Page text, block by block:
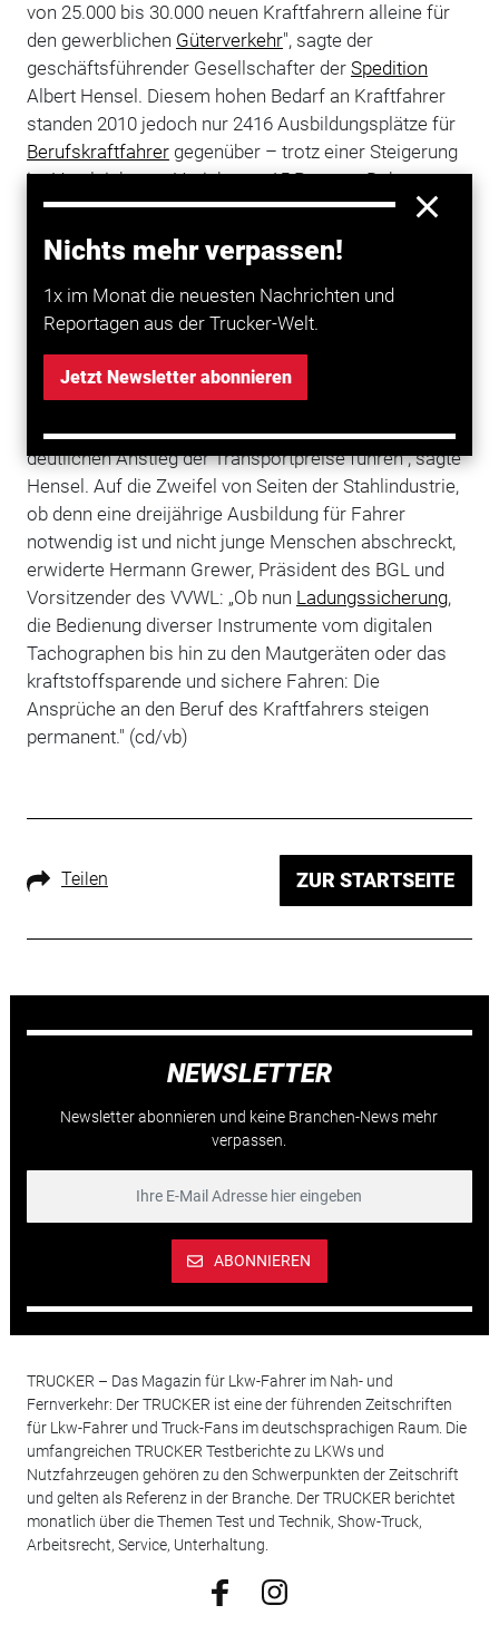
Nichts mehr verpassen!
1x im Monat die neuesten Nachrichten und
Reportagen aus der Trucker-Welt.
Jetzt Newsletter abonnieren
von 25.000 bis 30.000 neuen Kraftfahrern alleine für
den gewerblichen Güterverkehr", sagte der
geschäftsführender Gesellschafter der Spedition
Albert Hensel. Diesem hohen Bedarf an Kraftfahrer
standen 2010 jedoch nur 2416 Ausbildungsplätze für
Berufskraftfahrergegenüber – trotz einer Steigerung
im Vergleich zum Vorjahr um 15 Prozent. Daher
prognostizierte Hensel, dass das Fahrerproblem
einen „weit größeren Einfluss auf die erfolgreiche
Positionierung von Transportunternehmen haben
könnte als alle Ereignisse der vergangenen Jahre,
inklusive Liberalisierung undMaut."
Doch auch die verladende Wirtschaft bekomme die
Folgen zu spüren: „Die höhere Qualifikation, aber auch
die Knappheit der Ressource Fahrer werden zu einem
deutlichen Anstieg der Transportpreise führen", sagte
Hensel. Auf die Zweifel von Seiten der Stahlindustrie,
ob denn eine dreijährige Ausbildung für Fahrer
notwendig ist und nicht junge Menschen abschreckt,
erwiderte Hermann Grewer, Präsident des BGL und
Vorsitzender des VVWL: „Ob nun Ladungssicherung,
die Bedienung diverser Instrumente vom digitalen
Tachographen bis hin zu den Mautgeräten oder das
kraftstoffsparende und sichere Fahren: Die
Ansprüche an den Beruf des Kraftfahrers steigen
permanent." (cd/vb)
Teilen ZUR STARTSEITE
NEWSLETTER
Newsletter abonnieren und keine Branchen-News mehr
verpassen.
ABONNIEREN
TRUCKER – Das Magazin für Lkw-Fahrer im Nah- und
Fernverkehr: Der TRUCKER ist eine der führenden Zeitschriften
für Lkw-Fahrer und Truck-Fans im deutschsprachigen Raum. Die
umfangreichen TRUCKER Testberichte zu LKWs und
Nutzfahrzeugen gehören zu den Schwerpunkten der Zeitschrift
und gelten als Referenz in der Branche. Der TRUCKER berichtet
monatlich über die Themen Test und Technik, Show-Truck,
Arbeitsrecht, Service, Unterhaltung.